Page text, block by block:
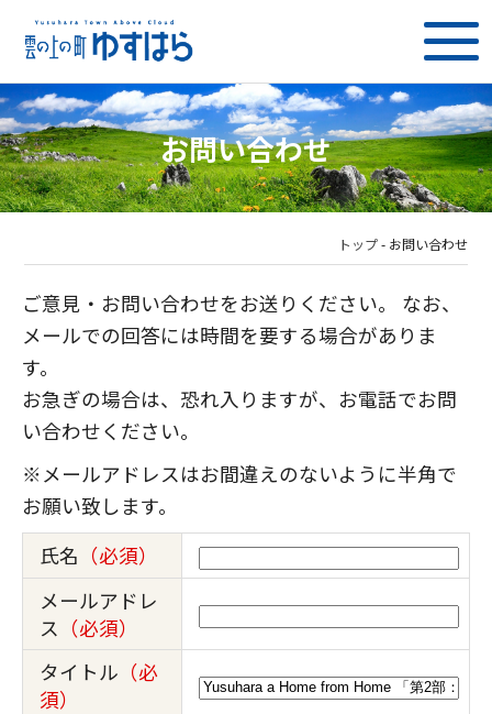
お問い合わせ
トップ - お問い合わせ
ご意見・お問い合わせをお送りください。 なお、
メールでの回答には時間を要する場合がありま
す。
お急ぎの場合は、恐れ入りますが、お電話でお問
い合わせください。
※メールアドレスはお間違えのないように半角で
お願い致します。
氏名 （必須）
メールアドレ
ス （必須）
タイトル （必
須）